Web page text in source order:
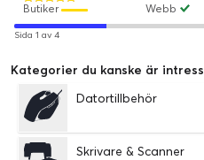
Webb
Butiker
Sida 1 av 4
Kategorier du kanske är
Datortillbehör
Skrivare & Scanner